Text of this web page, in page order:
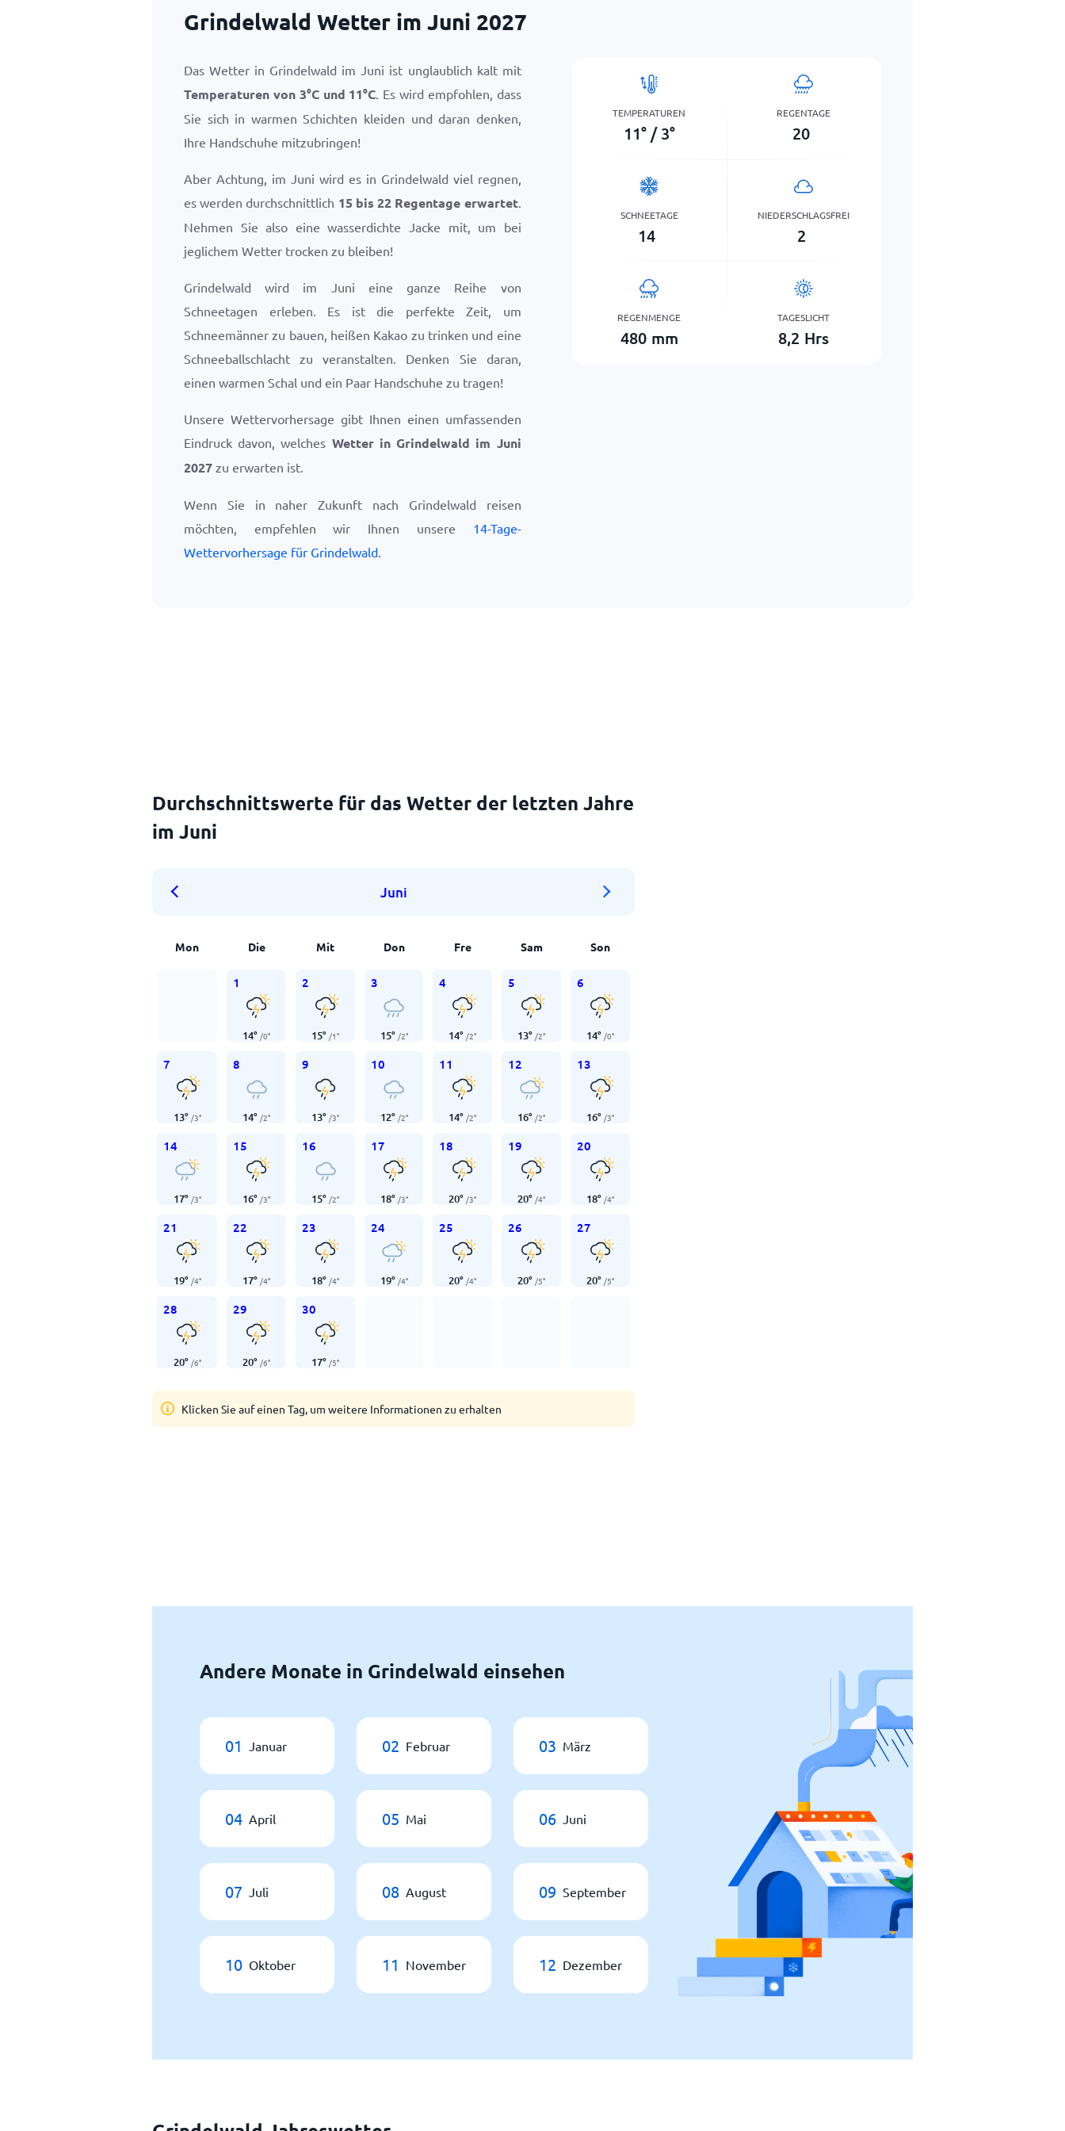
Grindelwald Wetter im Juni 2027
Das Wetter in Grindelwald im Juni ist unglaublich kalt mit
Temperaturen von 3°Cund 11°C. Es wird empfohlen, dass
Sie sich in warmen Schichten kleiden und daran denken,
Ihre Handschuhe mitzubringen!
Aber Achtung, im Juni wird es in Grindelwald viel regnen,
es werden durchschnittlich 15 bis 22 Regentage erwartet.
Nehmen Sie also eine wasserdichte Jacke mit, um bei
jeglichem Wetter trocken zu bleiben!
Grindelwald wird im Juni eine ganze Reihe von
Schneetagen erleben. Es ist die perfekte Zeit, um
Schneemänner zu bauen, heißen Kakao zu trinken und eine
Schneeballschlacht zu veranstalten. Denken Sie daran,
einen warmen Schal und ein Paar Handschuhe zu tragen!
Unsere Wettervorhersage gibt Ihnen einen umfassenden
Eindruck davon, welches Wetter in Grindelwald im Juni
2027 zu erwarten ist.
Wenn Sie in naher Zukunft nach Grindelwald reisen
möchten, empfehlen wir Ihnen unsere 14-Tage-
Wettervorhersage für Grindelwald.
TEMPERATUREN
11° / 3°
REGENTAGE
20
SCHNEETAGE
14
NIEDERSCHLAGSFREI
2
REGENMENGE
480 mm
TAGESLICHT
8,2 Hrs
Durchschnittswerte für das Wetter der letzten Jahre
im Juni
Juni
Mon Die Mit Don Fre Sam Son
1
14° /0°
2
15° /1°
3
15° /2°
4
14° /2°
5
13° /2°
6
14° /0°
7
13° /3°
8
14° /2°
9
13° /3°
10
12° /2°
11
14° /2°
12
16° /2°
13
16° /3°
14
17° /3°
15
16° /3°
16
15° /2°
17
18° /3°
18
20° /3°
19
20° /4°
20
18° /4°
21
19° /4°
22
17° /4°
23
18° /4°
24
19° /4°
25
20° /4°
26
20° /5°
27
20° /5°
28
20° /6°
29
20° /6°
30
17° /5°
Klicken Sie auf einen Tag, um weitere Informationen zu erhalten
Andere Monate in Grindelwald einsehen
01 Januar 02 Februar 03 März
04 April 05 Mai 06 Juni
07 Juli 08 August 09 September
10 Oktober 11 November 12 Dezember